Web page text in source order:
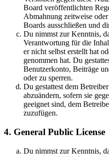
Board veröffentlichten
Abmahnung zeitweise
Boards ausschließen und
Du nimmst zur Kenntnis,
Verantwortung für die
er nicht selbst erstellt hat
genommen hat. Du
Benutzerkonto, Beiträge
oder zu sperren.
Du gestattest dem
abzuändern, sofern sie
geeignet sind, dem
zuzufügen.
4. General Public License
Du nimmst zur Kenntnis,